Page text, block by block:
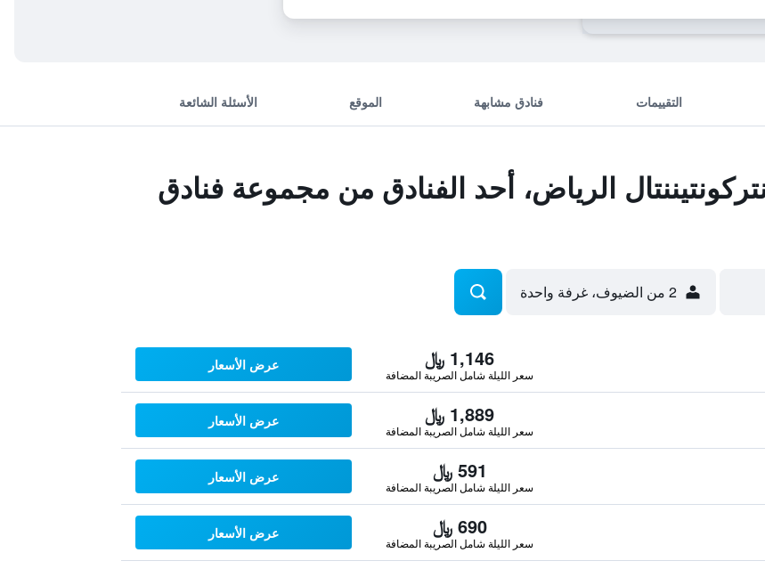
التقييمات فنادق مشابهة الموقع الأسئلة الشائعة
الرياض، أحد الفنادق من مجموعة فنادق
2 من الضيوف، غرفة واحدة
1,146 ﷼
سعر الليلة شامل الصريبة المضافة
عرض الأسعار
1,889 ﷼
سعر الليلة شامل الصريبة المضافة
عرض الأسعار
591 ﷼
سعر الليلة شامل الصريبة المضافة
عرض الأسعار
690 ﷼
سعر الليلة شامل الصريبة المضافة
عرض الأسعار